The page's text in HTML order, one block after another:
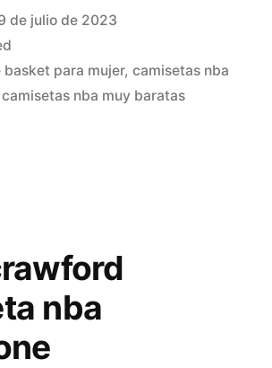
baratas»
de julio de 2023
para mujer, camisetas nba
camisetas nba muy baratas
nba